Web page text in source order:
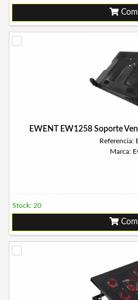
EWENT EW1258 Soporte
Referencia:
Marca:
Stock: 20